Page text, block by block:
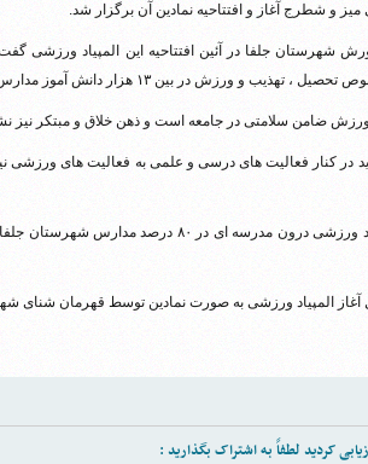
میز و شطرج آغاز و افتتاحیه نمادین آن برگزار شد.
شهرستان جلفا در آئین افتتاحیه این المپیاد ورزشی
در بین ۱۳ هزار دانش آموز مدارس سراسر کشور برگزار می شوند.
ورزش ضامن سلامتی در جامعه است و ذهن خلاق و مبتکر
در کنار فعالیت های درسی و علمی به فعالیت های ورزشی
آغاز المپیاد ورزشی به صورت نمادین توسط قهرمان شنای
کردید لطفاً به اشتراک بگذارید :